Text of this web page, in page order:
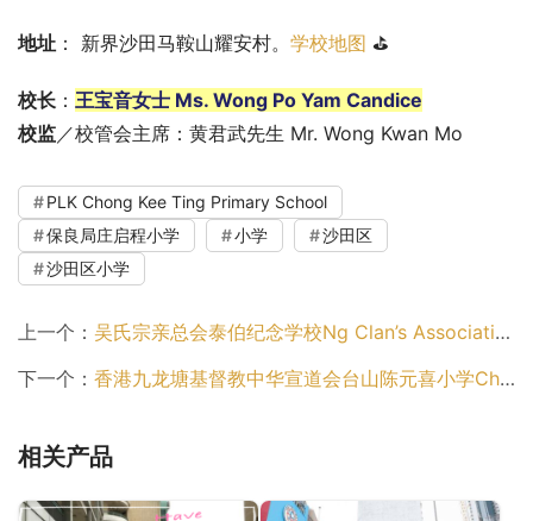
地址 ： 新界沙田马鞍山耀安村。 学校地图 ⛳
校长 ： 王宝音女士 Ms. Wong Po Yam Candice
校监／校管会主席：黄君武先生 Mr. Wong Kwan Mo
PLK Chong Kee Ting Primary School
保良局庄启程小学
小学
沙田区
沙田区小学
上一个： 吴氏宗亲总会泰伯纪念学校Ng Clan’s Association Tai Pak Memorial School（沙田区小学）
下一个： 香港九龙塘基督教中华宣道会台山陈元喜小学Christian Alliance Toi Shan H C Chan Primary School（沙田区小学）
相关产品